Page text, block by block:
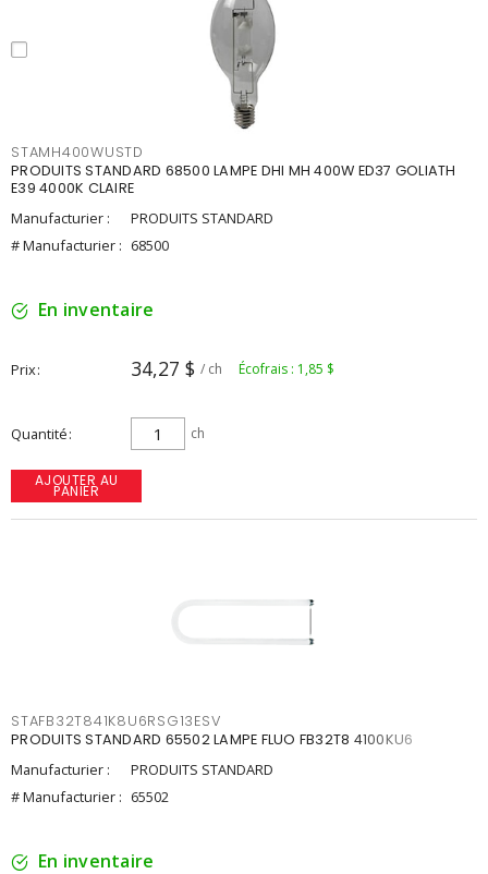
STAMH400WUSTD
PRODUITS STANDARD 68500 LAMPE DHI MH 400W ED37 GOLIATH
E39 4000K CLAIRE
Manufacturier :
PRODUITS STANDARD
# Manufacturier : 68500
En inventaire
Prix 34,27 $ / ch Écofrais : 1,85 $
Quantité ch
AJOUTER AU
PANIER
STAFB32T841K8U6RSG13ESV
PRODUITS STANDARD 65502 LAMPE FLUO FB32T8 4100KU6
Manufacturier :
PRODUITS STANDARD
# Manufacturier : 65502
En inventaire